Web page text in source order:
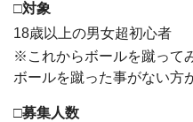
□対象
18歳以上の男女超初心者
※これからボールを蹴って
ボールを蹴った事がない方
□募集人数